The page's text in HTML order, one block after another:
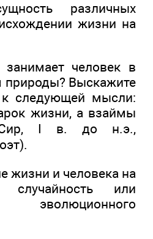
различных
жизни на
человек в
природы? Выскажите
следующей мысли:
жизни, а взаймы
I в. до н.э.,
жизни и человека на
или
эволюционного